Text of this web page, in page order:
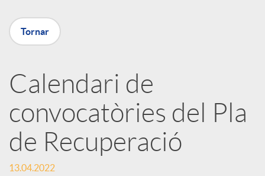
X
a
r
x
Tornar
Calendari de
convocatòries del Pla
de Recuperació
13.04.2022